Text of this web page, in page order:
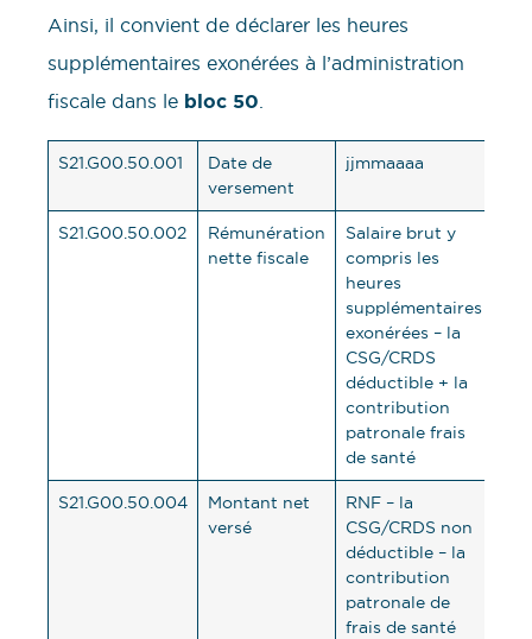
Ainsi, il convient de déclarer les heures
supplémentaires exonérées à l’administration
fiscale dans le bloc 50
S21.G00.50.001
Date de
versement
jjmmaaaa
S21.G00.50.002
Rémunération
nette fiscale
Salaire brut y
compris les
heures
supplémentaires
exonérées – la
CSG/CRDS
déductible + la
contribution
patronale frais
de santé
S21.G00.50.004
Montant net
versé
RNF – la
CSG/CRDS non
déductible – la
contribution
patronale de
frais de santé